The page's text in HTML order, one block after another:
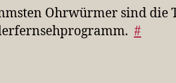
Ohrwürmer sind die
#